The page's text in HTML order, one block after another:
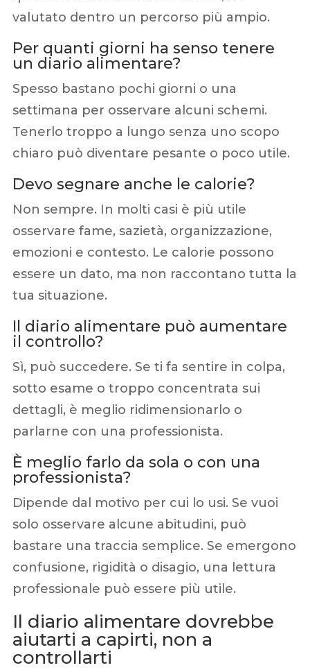
valutato dentro un percorso più ampio.
Per quanti giorni ha senso tenere
un diario alimentare?
Spesso bastano pochi giorni o una
settimana per osservare alcuni schemi.
Tenerlo troppo a lungo senza uno scopo
chiaro può diventare pesante o poco utile.
Devo segnare anche le calorie?
Non sempre. In molti casi è più utile
osservare fame, sazietà, organizzazione,
emozioni e contesto. Le calorie possono
essere un dato, ma non raccontano tutta la
tua situazione.
Il diario alimentare può aumentare
il controllo?
Sì, può succedere. Se ti fa sentire in colpa,
sotto esame o troppo concentrata sui
dettagli, è meglio ridimensionarlo o
parlarne con una professionista.
È meglio farlo da sola o con una
professionista?
Dipende dal motivo per cui lo usi. Se vuoi
solo osservare alcune abitudini, può
bastare una traccia semplice. Se emergono
confusione, rigidità o disagio, una lettura
professionale può essere più utile.
Il diario alimentare dovrebbe
aiutarti a capirti, non a
controllarti